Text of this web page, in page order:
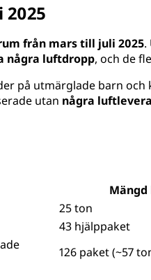
från mars till juli 2025.
några luftdropp, och de
på utmärglade barn
utan några
25 ton
43 hjälppaket
126 paket (~57